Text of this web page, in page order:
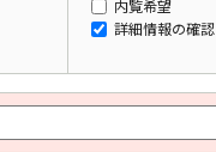
内覧希望
詳細情報の確認